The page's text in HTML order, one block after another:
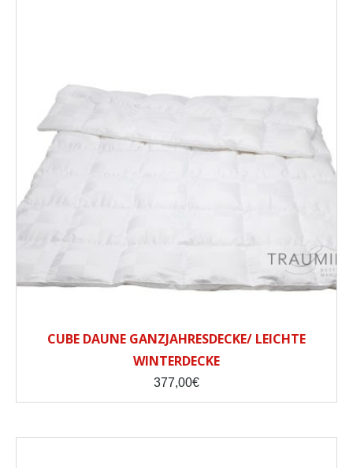
CUBE DAUNE GANZJAHRESDECKE/ LEICHTE
WINTERDECKE
377,00€